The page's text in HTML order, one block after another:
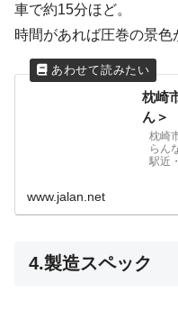
車で約15分ほど。
時間があれば圧巻の景色
枕崎
ん＞
枕崎
らん
駅近
www.jalan.net
4.製造スペック